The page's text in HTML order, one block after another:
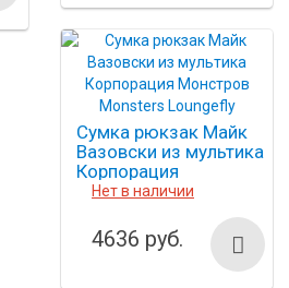
Сумка рюкзак Майк
Вазовски из мультика
Корпорация
Монстров Monsters
Нет в наличии
4636 руб.